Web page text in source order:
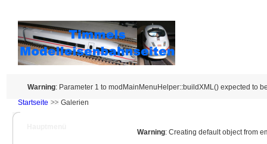
Warning: Parameter 1 to modMainMenuHelper::buildXML() expected to
Startseite
Galerien
Warning: Creating default object from